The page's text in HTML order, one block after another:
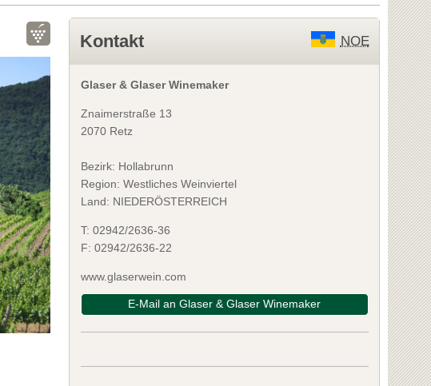
Kontakt NOE
Glaser & Glaser Winemaker
Znaimerstraße 13
2070 Retz
Bezirk: Hollabrunn
Region: Westliches Weinviertel
Land: NIEDERÖSTERREICH
T: 02942/2636-36
F: 02942/2636-22
www.glaserwein.com
E-Mail an Glaser & Glaser Winemaker